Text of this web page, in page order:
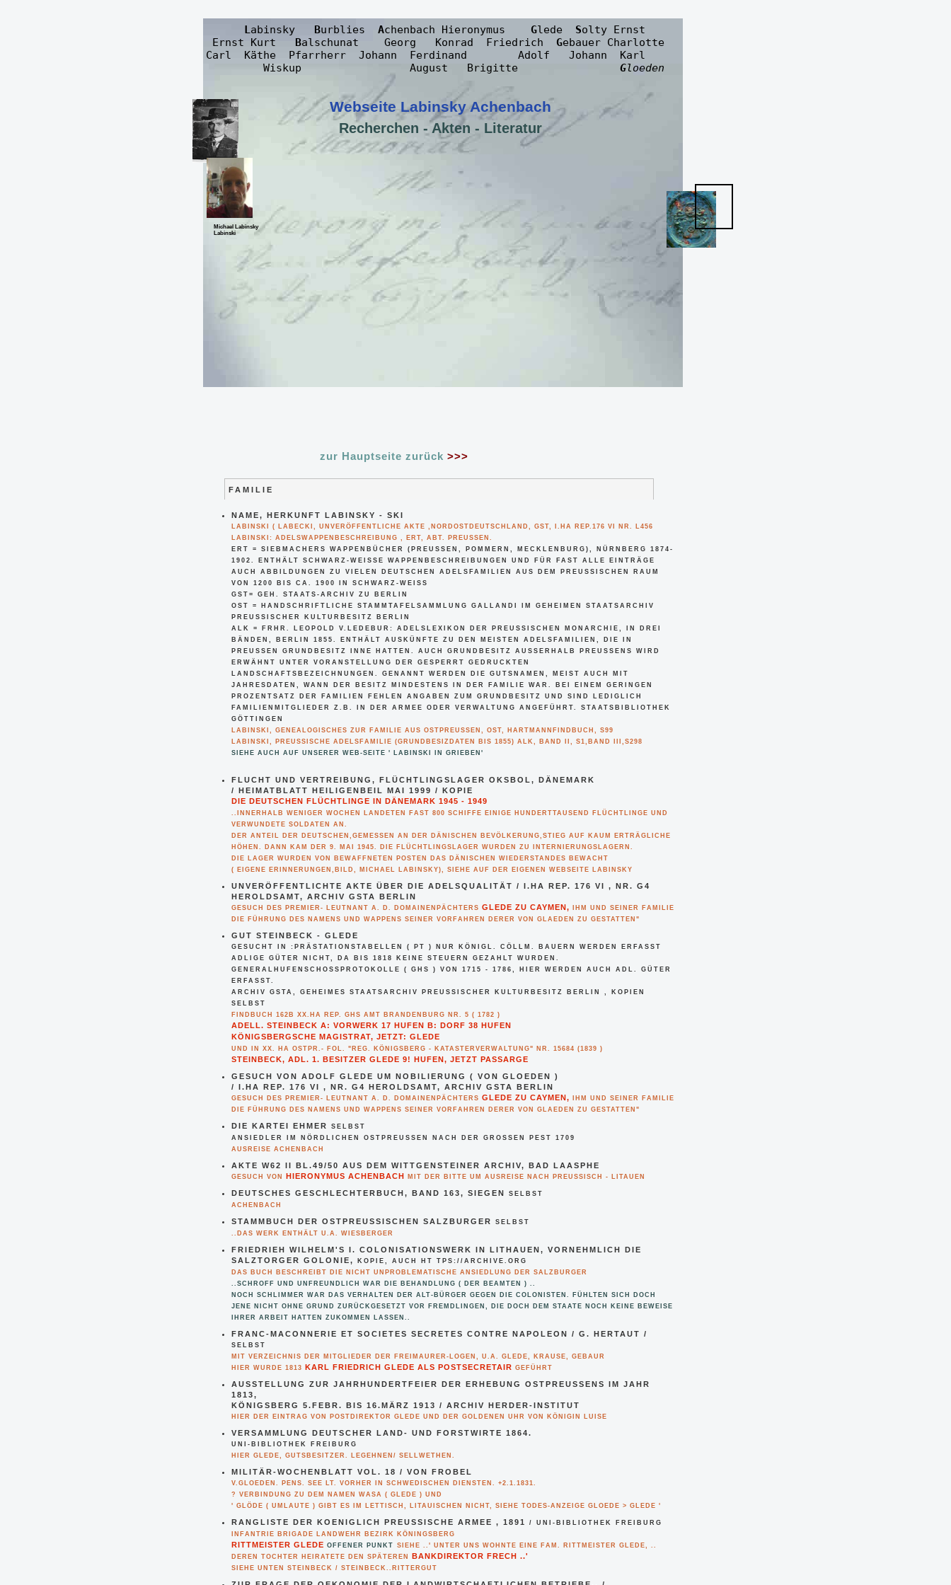
      L
abinsky Burblies Achenbach Hieronymus Glede Solty Ernst
  Ernst Kurt
Balschunat    Georg   Konrad  Friedrich Gebauer Charlotte
Carl  Käthe  Pfarrherr  Johann  Ferdinand        Adolf   Johann  Karl
          Wiskup                 August   Brigitte
Gloeden
Webseite Labinsky Achenbach
Recherchen - Akten - Literatur
Michael Labinsky
Labinski
zur Hauptseite zurück >>>
FAMILIE
NAME, HERKUNFT LABINSKY - SKI
LABINSKI ( LABECKI, UNVERÖFFENTLICHE AKTE ,NORDOSTDEUTSCHLAND, GST, I.HA REP.176 VI NR. L456
LABINSKI: ADELSWAPPENBESCHREIBUNG , ERT, ABT. PREUSSEN.
ERT = SIEBMACHERS WAPPENBÜCHER (PREUSSEN, POMMERN, MECKLENBURG), NÜRNBERG 1874-1
902. ENTHÄLT SCHWARZ-WEISSE WAPPENBESCHREIBUNGEN UND FÜR FAST ALLE EINTRÄGE AU
CH ABBILDUNGEN ZU VIELEN DEUTSCHEN ADELSFAMILIEN AUS DEM PREUSSISCHEN RAUM VON
1200 BIS CA. 1900 IN SCHWARZ-WEISS
GST= GEH. STAATS-ARCHIV ZU BERLIN
OST = HANDSCHRIFTLICHE STAMMTAFELSAMMLUNG GALLANDI IM GEHEIMEN STAATSARCHIV
PREUSSISCHER KULTURBESITZ BERLIN
ALK = FRHR. LEOPOLD V.LEDEBUR: ADELSLEXIKON DER PREUSSISCHEN MONARCHIE, IN DREI B
ÄNDEN, BERLIN 1855. ENTHÄLT AUSKÜNFTE ZU DEN MEISTEN ADELSFAMILIEN, DIE IN P
REUSSEN GRUNDBESITZ INNE HATTEN. AUCH GRUNDBESITZ AUSSERHALB PREUSSENS WIRD ERWÄ
HNT UNTER VORANSTELLUNG DER GESPERRT GEDRUCKTEN LAND
SCHAFTSBEZEICHNUNGEN. GENANNT WERDEN DIE GUTSNAMEN, MEIST AUCH MIT JAHR
ESDATEN, WANN DER BESITZ MINDESTENS IN DER FAMILIE WAR. BEI EINEM GERINGEN PROZ
ENTSATZ DER FAMILIEN FEHLEN ANGABEN ZUM GRUNDBESITZ UND SIND LEDIGLICH FAMI
LIENMITGLIEDER Z.B. IN DER ARMEE ODER VERWALTUNG ANGEFÜHRT. STAATSBIBLIOTHEK GÖTT
INGEN
LABINSKI, GENEALOGISCHES ZUR FAMILIE AUS OSTPREUSSEN, OST, HARTMANNFINDBUCH, S99
LABINSKI, PREUSSISCHE ADELSFAMILIE (GRUNDBESIZDATEN BIS 1855) ALK, BAND II, S1,BAND III,S298
SIEHE AUCH AUF UNSERER WEB-SEITE ' LABINSKI IN GRIEBEN'
FLUCHT UND VERTREIBUNG, FLÜCHTLINGSLAGER OKSBOL, DÄNEMARK
/ HEIMATBLATT HEILIGENBEIL MAI 1999 / KOPIE
DIE DEUTSCHEN FLÜCHTLINGE IN DÄNEMARK 1945 - 1949
..INNERHALB WENIGER WOCHEN LANDETEN FAST 800 SCHIFFE EINIGE HUNDERTTAUSEND FLÜCHTLINGE UND
VERWUNDETE SOLDATEN AN.
DER ANTEIL DER DEUTSCHEN,GEMESSEN AN DER DÄNISCHEN BEVÖLKERUNG,STIEG AUF KAUM ERTRÄGLICHE
HÖHEN. DANN KAM DER 9. MAI 1945. DIE FLÜCHTLINGSLAGER WURDEN ZU INTERNIERUNGSLAGERN.
DIE LAGER WURDEN VON BEWAFFNETEN POSTEN DAS DÄNISCHEN WIEDERSTANDES BEWACHT
( EIGENE ERINNERUNGEN,BILD, MICHAEL LABINSKY), SIEHE AUF DER EIGENEN WEBSEITE LABINSKY
UNVERÖFFENTLICHTE AKTE ÜBER DIE ADELSQUALITÄT / I.HA REP. 176 VI , NR. G4
HEROLDSAMT, ARCHIV GSTA BERLIN
GESUCH DES PREMIER- LEUTNANT A. D. DOMAINENPÄCHTERS GLEDE ZU CAYMEN, IHM UND SEINER FAMILIE
DIE FÜHRUNG DES NAMENS UND WAPPENS SEINER VORFAHREN DERER VON GLAEDEN ZU GESTATTEN"
GUT STEINBECK - GLEDE
GESUCHT IN :PRÄSTATIONSTABELLEN ( PT ) NUR KÖNIGL. CÖLLM. BAUERN WERDEN ERFASST
ADLIGE GÜTER NICHT, DA BIS 1818 KEINE STEUERN GEZAHLT WURDEN.
GENERALHUFENSCHOSSPROTOKOLLE ( GHS ) VON 1715 - 1786, HIER WERDEN AUCH ADL. GÜTER
ERFASST.
ARCHIV GSTA, GEHEIMES STAATSARCHIV PREUSSISCHER KULTURBESITZ BERLIN , KOPIEN S
ELBST
FINDBUCH 162B XX.HA REP. GHS AMT BRANDENBURG NR. 5 ( 1782 )
ADELL. STEINBECK A: VORWERK 17 HUFEN B: DORF 38 HUFEN
KÖNIGSBERGSCHE MAGISTRAT, JETZT: GLEDE
UND IN XX. HA OSTPR.- FOL. "REG. KÖNIGSBERG - KATASTERVERWALTUNG" NR. 15684 (1839 )
STEINBECK, ADL. 1. BESITZER GLEDE 9! HUFEN, JETZT PASSARGE
GESUCH VON ADOLF GLEDE UM NOBILIERUNG ( VON GLOEDEN )
/ I.HA REP. 176 VI , NR. G4 HEROLDSAMT, ARCHIV GSTA BERLIN
GESUCH DES PREMIER- LEUTNANT A. D. DOMAINENPÄCHTERS GLEDE ZU CAYMEN, IHM UND SEINER FAMILIE
DIE FÜHRUNG DES NAMENS UND WAPPENS SEINER VORFAHREN DERER VON GLAEDEN ZU GESTATTEN"
DIE KARTEI EHMER SELBST
ANSIEDLER IM NÖRDLICHEN OSTPREUSSEN NACH DER GROSSEN PEST 1709
AUSREISE ACHENBACH
AKTE W62 II BL.49/50 AUS DEM WITTGENSTEINER ARCHIV, BAD LAASPHE
GESUCH VON HIERONYMUS ACHENBACH MIT DER BITTE UM AUSREISE NACH PREUSSISCH - LITAUEN
DEUTSCHES GESCHLECHTERBUCH, BAND 163, SIEGEN
SELBST
ACHENBACH
STAMMBUCH DER OSTPREUSSISCHEN SALZBURGER
SELBST
..DAS WERK ENTHÄLT U.A. WIESBERGER
FRIEDRIEH WILHELM'S I. COLONISATIONSWERK IN LITHAUEN, VORNEHMLICH DIE
SALZTORGER GOLONIE,
KOPIE, AUCH HT TPS://ARCHIVE.ORG
DAS BUCH BESCHREIBT DIE NICHT UNPROBLEMATISCHE ANSIEDLUNG DER SALZBURGER
..SCHROFF UND UNFREUNDLICH WAR DIE BEHANDLUNG ( DER BEAMTEN ) ..
NOCH SCHLIMMER WAR DAS VERHALTEN DER ALT-BÜRGER GEGEN DIE COLONISTEN. FÜHLTEN SICH DOCH
JENE NICHT OHNE GRUND ZURÜCKGESETZT VOR FREMDLINGEN, DIE DOCH DEM STAATE NOCH KEINE BEWEISE
IHRER ARBEIT HATTEN ZUKOMMEN LASSEN..
FRANC-MACONNERIE ET SOCIETES SECRETES CONTRE NAPOLEON / G. HERTAUT /
SELBST
MIT VERZEICHNIS DER MITGLIEDER DER FREIMAURER-LOGEN, U.A. GLEDE, KRAUSE, GEBAUR
HIER WURDE 1813 KARL FRIEDRICH GLEDE ALS POSTSECRETAIR GEFÜHRT
AUSSTELLUNG ZUR JAHRHUNDERTFEIER DER ERHEBUNG OSTPREUSSENS IM JAHR 1
813,
KÖNIGSBERG 5.FEBR. BIS 16.MÄRZ 1913 / ARCHIV HERDER-INSTITUT
HIER DER EINTRAG VON POSTDIREKTOR GLEDE UND DER GOLDENEN UHR VON KÖNIGIN LUISE
VERSAMMLUNG DEUTSCHER LAND- UND FORSTWIRTE 1864.
UNI-BIBLIOTHEK FREIBURG
HIER GLEDE, GUTSBESITZER. LEGEHNEN/ SELLWETHEN.
MILITÄR-WOCHENBLATT VOL. 18 / VON FROBEL
V.GLOEDEN. PENS. SEE LT. VORHER IN SCHWEDISCHEN DIENSTEN. +2.1.1831.
? VERBINDUNG ZU DEM NAMEN WASA ( GLEDE ) UND
' GLÖDE ( UMLAUTE ) GIBT ES IM LETTISCH, LITAUISCHEN NICHT, SIEHE TODES-ANZEIGE GLOEDE > GLEDE '
RANGLISTE DER KOENIGLICH PREUSSISCHE ARMEE , 1891
/ UNI-BIBLIOTHEK FREIBURG
INFANTRIE BRIGADE LANDWEHR BEZIRK KÖNINGSBERG
RITTMEISTER GLEDE OFFENER PUNKT SIEHE ..' UNTER UNS WOHNTE EINE FAM. RITTMEISTER GLEDE, ..
DEREN TOCHTER HEIRATETE DEN SPÄTEREN BANKDIREKTOR FRECH ..'
SIEHE UNTEN STEINBECK / STEINBECK..RITTERGUT